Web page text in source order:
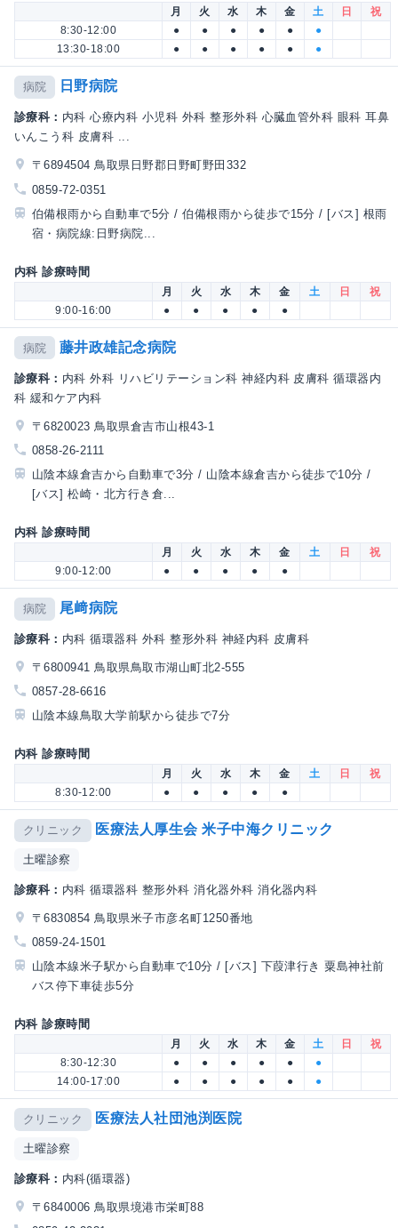
月 火 水 木 金 土 日
祝
8:30-12:00
● ● ● ● ●
●
13:30-18:00
● ● ● ● ● ●
病院 日野病院
診療科： 内科 心療内科 小児科 外科 整形外科 心臓血管外科 眼科 耳鼻
いんこう科 皮膚科 ...
〒6894504 鳥取県日野郡日野町野田332
0859-72-0351
伯備根雨から自動車で5分 / 伯備根雨から徒歩で15分 / [バス] 根雨
宿・病院線:日野病院...
内科 診療時間
月 火 水 木 金 土 日
祝
9:00-16:00
● ● ● ● ●
病院 藤井政雄記念病院
診療科： 内科 外科 リハビリテーション科 神経内科 皮膚科 循環器内
科 緩和ケア内科
〒6820023 鳥取県倉吉市山根43-1
0858-26-2111
山陰本線倉吉から自動車で3分 / 山陰本線倉吉から徒歩で10分 /
[バス] 松崎・北方行き倉...
内科 診療時間
月 火 水 木 金 土 日
祝
9:00-12:00
● ● ● ● ●
病院 尾﨑病院
診療科： 内科 循環器科 外科 整形外科 神経内科 皮膚科
〒6800941 鳥取県鳥取市湖山町北2-555
0857-28-6616
山陰本線鳥取大学前駅から徒歩で7分
内科 診療時間
月 火 水 木 金 土 日
祝
8:30-12:00
● ● ● ● ●
クリニック 医療法人厚生会 米子中海クリニック
土曜診察
診療科： 内科 循環器科 整形外科 消化器外科 消化器内科
〒6830854 鳥取県米子市彦名町1250番地
0859-24-1501
山陰本線米子駅から自動車で10分 / [バス] 下葭津行き 粟島神社前
バス停下車徒歩5分
内科 診療時間
月 火 水 木 金 土 日
祝
8:30-12:30
● ● ● ● ●
●
14:00-17:00
● ● ● ● ● ●
クリニック 医療法人社団池渕医院
土曜診察
診療科： 内科(循環器)
〒6840006 鳥取県境港市栄町88